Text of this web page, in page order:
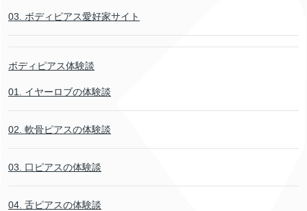
03. ボディピアス愛好家サイト
ボディピアス体験談
01. イヤーロブの体験談
02. 軟骨ピアスの体験談
03. 口ピアスの体験談
04. 舌ピアスの体験談